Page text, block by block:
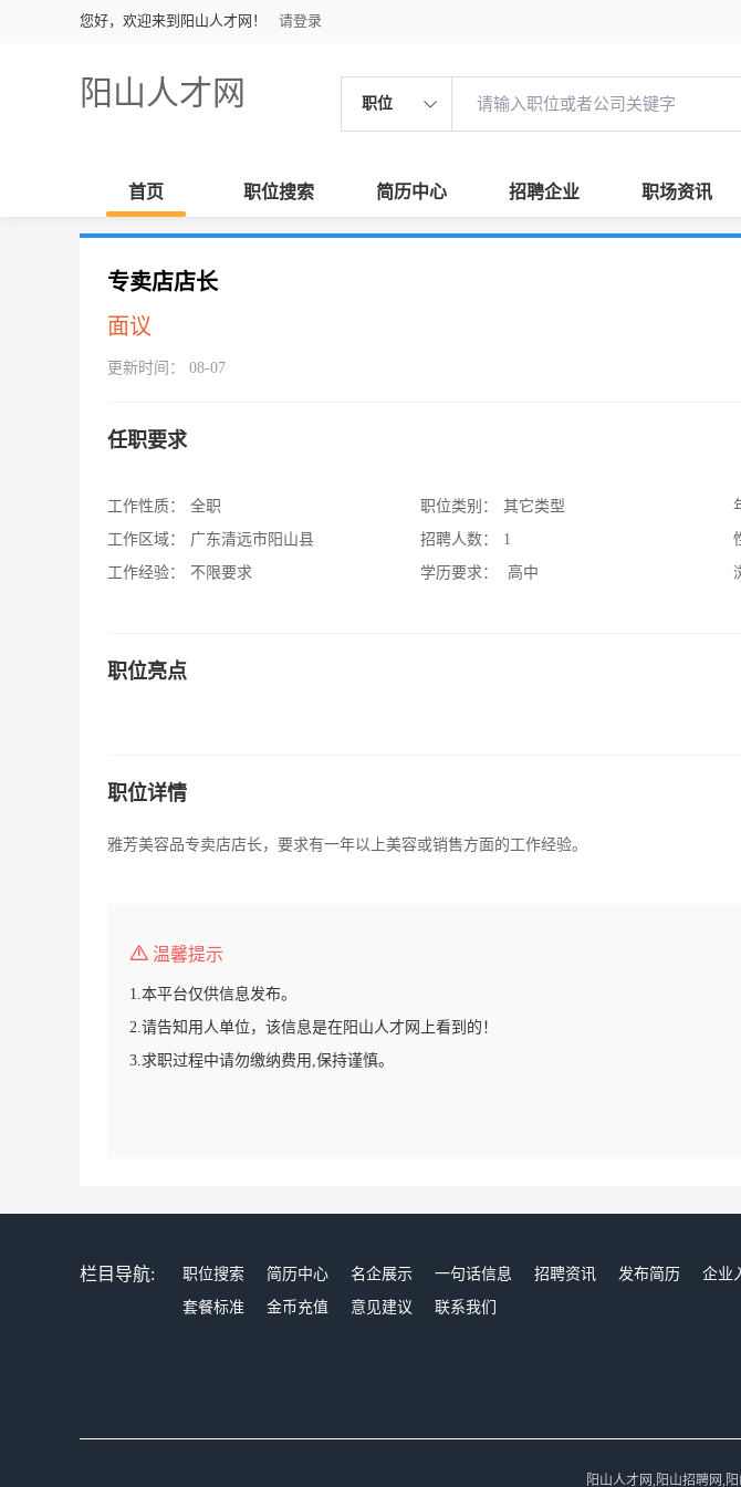
您好，欢迎来到阳山人才网！ 请登录
阳山人才网 职位
首页 职位搜索 简历中心 招聘企业 职场资讯
专卖店店长
面议
更新时间： 08-07
任职要求
工作性质：
全职
工作区域：
广东清远市阳山县
工作经验：
不限要求
职位类别：
其它类型
招聘人数：
1
学历要求：
高中
职位亮点
职位详情
雅芳美容品专卖店店长，要求有一年以上美容或销售方面的工作经验。
温馨提示
1.本平台仅供信息发布。
2.请告知用人单位，该信息是在阳山人才网上看到的！
3.求职过程中请勿缴纳费用,保持谨慎。
栏目导航: 职位搜索 简历中心 名企展示 一句话信息 招聘资讯 发布简历 企业
套餐标准
金币充值 意见建议 联系我们
阳山人才网,阳山招聘网,